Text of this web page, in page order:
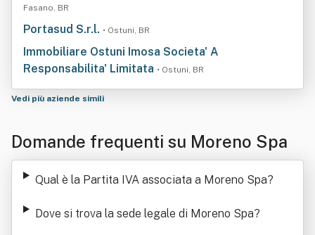
Fasano, BR
Portasud S.r.l. • Ostuni, BR
Immobiliare Ostuni Imosa Societa' A
Responsabilita' Limitata • Ostuni, BR
Vedi più aziende simili
Domande frequenti su Moreno Spa
Qual è la Partita IVA associata a Moreno Spa?
Dove si trova la sede legale di Moreno Spa?